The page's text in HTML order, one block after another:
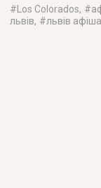
#Los Colorados, #
львів, #львів афіша